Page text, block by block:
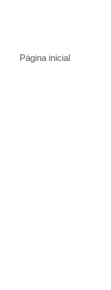
Página inicial